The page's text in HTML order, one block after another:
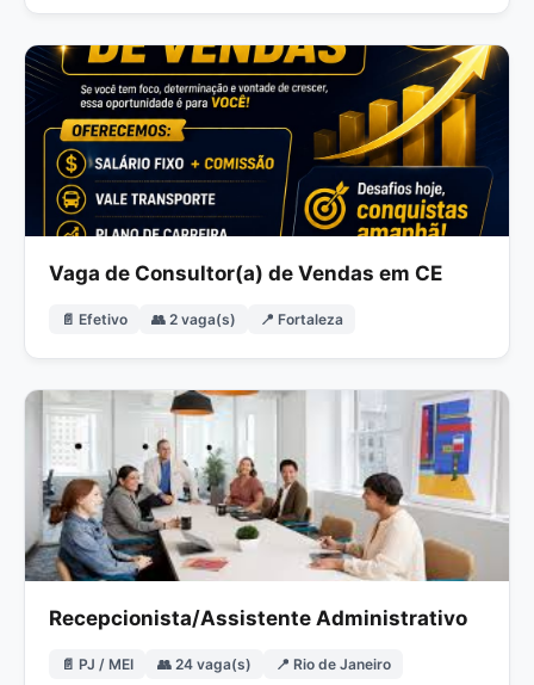
Vaga de Consultor(a) de Vendas em CE
📄 Efetivo 👥 2 vaga(s) 📍 Fortaleza
Recepcionista/Assistente Administrativo
📄 PJ / MEI 👥 24 vaga(s) 📍 Rio de Janeiro